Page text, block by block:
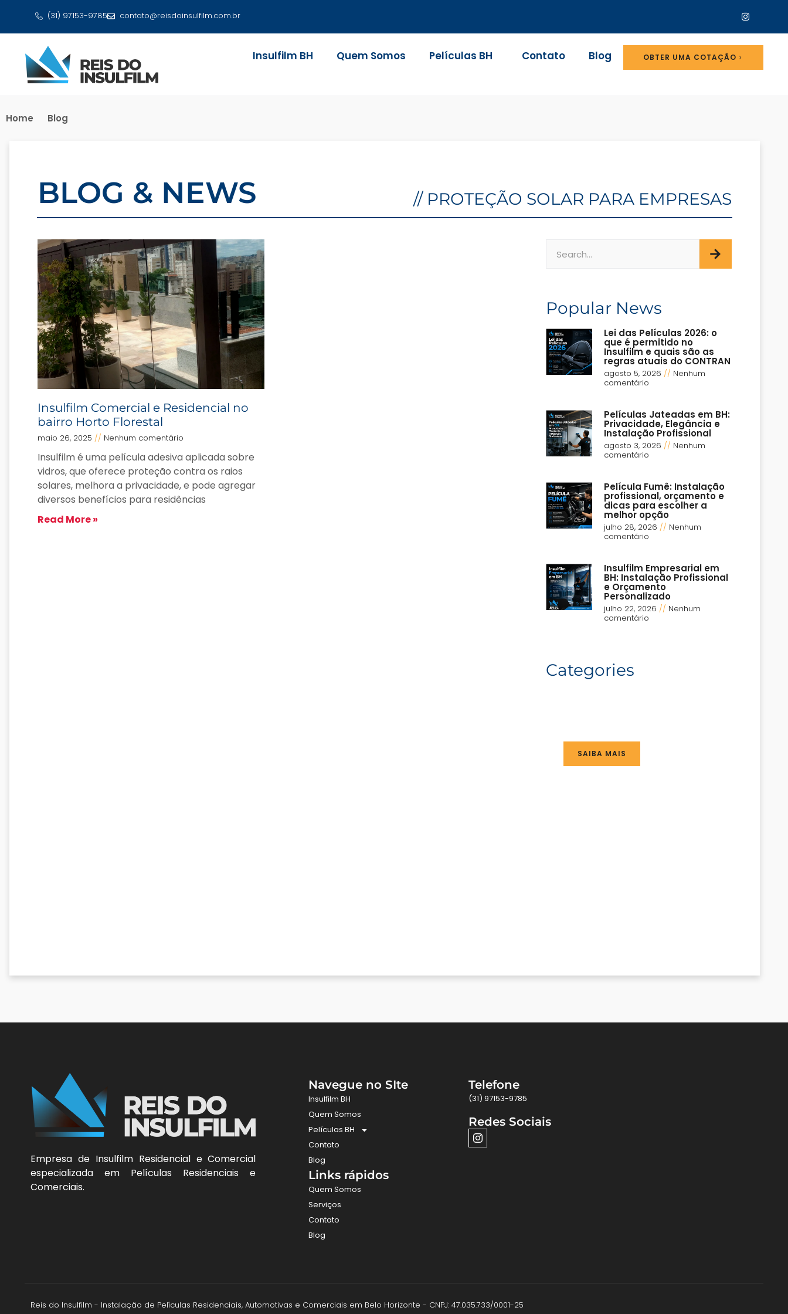
(31) 97153-9785 contato@reisdoinsulfilm.com.br
Insulfilm BH Quem Somos Películas BH Contato Blog OBTER UMA COTAÇÃO
Home Blog
BLOG & NEWS // PROTEÇÃO SOLAR PARA EMPRESAS
Insulfilm Comercial e Residencial no
bairro Horto Florestal
maio 26, 2025 Nenhum comentário
Insulfilm é uma película adesiva aplicada sobre
vidros, que oferece proteção contra os raios
solares, melhora a privacidade, e pode agregar
diversos benefícios para residências
Read More »
Popular News
Lei das Películas 2026: o
que é permitido no
Insulfilm e quais são as
regras atuais do CONTRAN
agosto 5, 2026
Nenhum
comentário
Películas Jateadas em BH:
Privacidade, Elegância e
Instalação Profissional
agosto 3, 2026
Nenhum
comentário
Película Fumê: Instalação
profissional, orçamento e
dicas para escolher a
melhor opção
julho 28, 2026
Nenhum
comentário
Insulfilm Empresarial em
BH: Instalação Profissional
e Orçamento
Personalizado
julho 22, 2026
Nenhum
comentário
Categories
SAIBA MAIS
Empresa de Insulfilm Residencial e Comercial
especializada em Películas Residenciais e
Comerciais.
Navegue no SIte
Insulfilm BH
Quem Somos
Películas BH
Contato
Blog
Links rápidos
Quem Somos
Serviços
Contato
Blog
Telefone
(31) 97153-9785
Redes Sociais
Reis do Insulfilm - Instalação de Películas Residenciais, Automotivas e Comerciais em Belo Horizonte - CNPJ: 47.035.733/0001-25